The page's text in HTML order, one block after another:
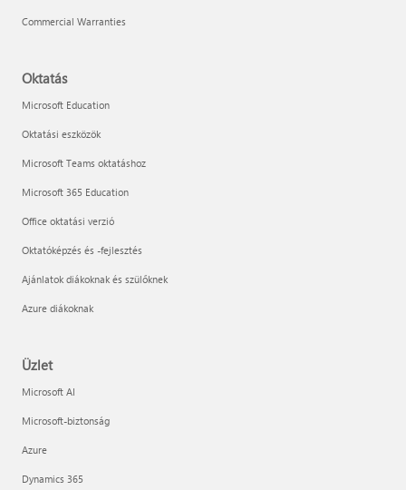
Commercial Warranties
Oktatás
Microsoft Education
Oktatási eszközök
Microsoft Teams oktatáshoz
Microsoft 365 Education
Office oktatási verzió
Oktatóképzés és -fejlesztés
Ajánlatok diákoknak és szülőknek
Azure diákoknak
Üzlet
Microsoft AI
Microsoft-biztonság
Azure
Dynamics 365